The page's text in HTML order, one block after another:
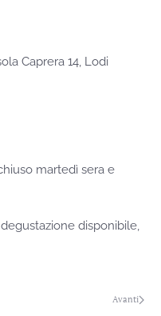
Caprera 14, Lodi
martedì sera e
disponibile,
Avanti